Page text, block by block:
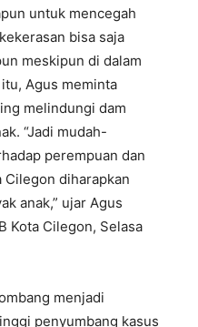
untuk mencegah
bisa saja
meskipun di dalam
Agus meminta
melindungi dam
“Jadi mudah-
perempuan dan
Cilegon diharapkan
anak,” ujar Agus
Kota Cilegon, Selasa
menjadi
penyumbang kasus